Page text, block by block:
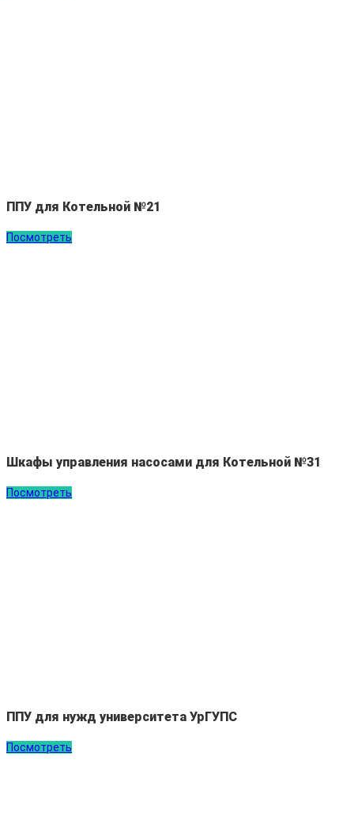
ППУ для Котельной №21
Посмотреть
Шкафы управления насосами для Котельной №31
Посмотреть
ППУ для нужд университета УрГУПС
Посмотреть